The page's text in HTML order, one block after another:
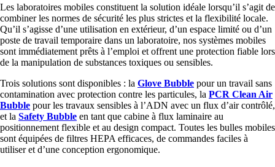
Les laboratoires mobiles constituent la solution idéale lorsqu’il s’agit de
combiner les normes de sécurité les plus strictes et la flexibilité locale.
Qu’il s’agisse d’une utilisation en extérieur, d’un espace limité ou d’un
poste de travail temporaire dans un laboratoire, nos systèmes mobiles
sont immédiatement prêts à l’emploi et offrent une protection fiable lors
de la manipulation de substances toxiques ou sensibles.
Trois solutions sont disponibles : la Glove Bubble pour un travail sans
contamination avec protection contre les particules, la PCR Clean Air
Bubble pour les travaux sensibles à l’ADN avec un flux d’air contrôlé,
et la Safety Bubble en tant que cabine à flux laminaire au
positionnement flexible et au design compact. Toutes les bulles mobiles
sont équipées de filtres HEPA efficaces, de commandes faciles à
utiliser et d’une conception ergonomique.